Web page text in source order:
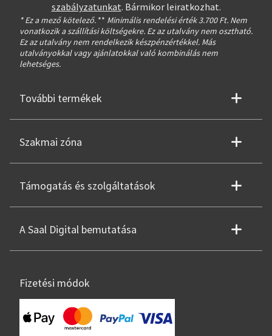
szabályzatunkat. Bármikor leiratkozhat.
* Ez a mező kötelező. ** Minimális rendelési érték 3.700 Ft. Nem
vonatkozik a szállítási költségekre. Ez az utalvány nem osztható.
Ez az utalvány nem rendelkezik készpénzértékkel. Más
utalványokkal vagy ajánlatokkal való kombinálás nem
lehetséges.
További termékek
Szakmai zóna
Támogatás és szolgáltatások
A Saal Digital bemutatása
Fizetési módok